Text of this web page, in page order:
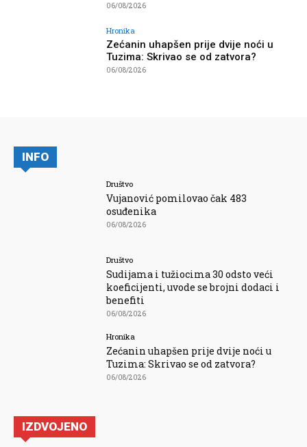
06/08/2026
Hronika
Zećanin uhapšen prije dvije noći u
Tuzima: Skrivao se od zatvora?
06/08/2026
INFO
Društvo
Vujanović pomilovao čak 483
osuđenika
06/08/2026
Društvo
Sudijama i tužiocima 30 odsto veći
koeficijenti, uvode se brojni dodaci i
benefiti
06/08/2026
Hronika
Zećanin uhapšen prije dvije noći u
Tuzima: Skrivao se od zatvora?
06/08/2026
IZDVOJENO